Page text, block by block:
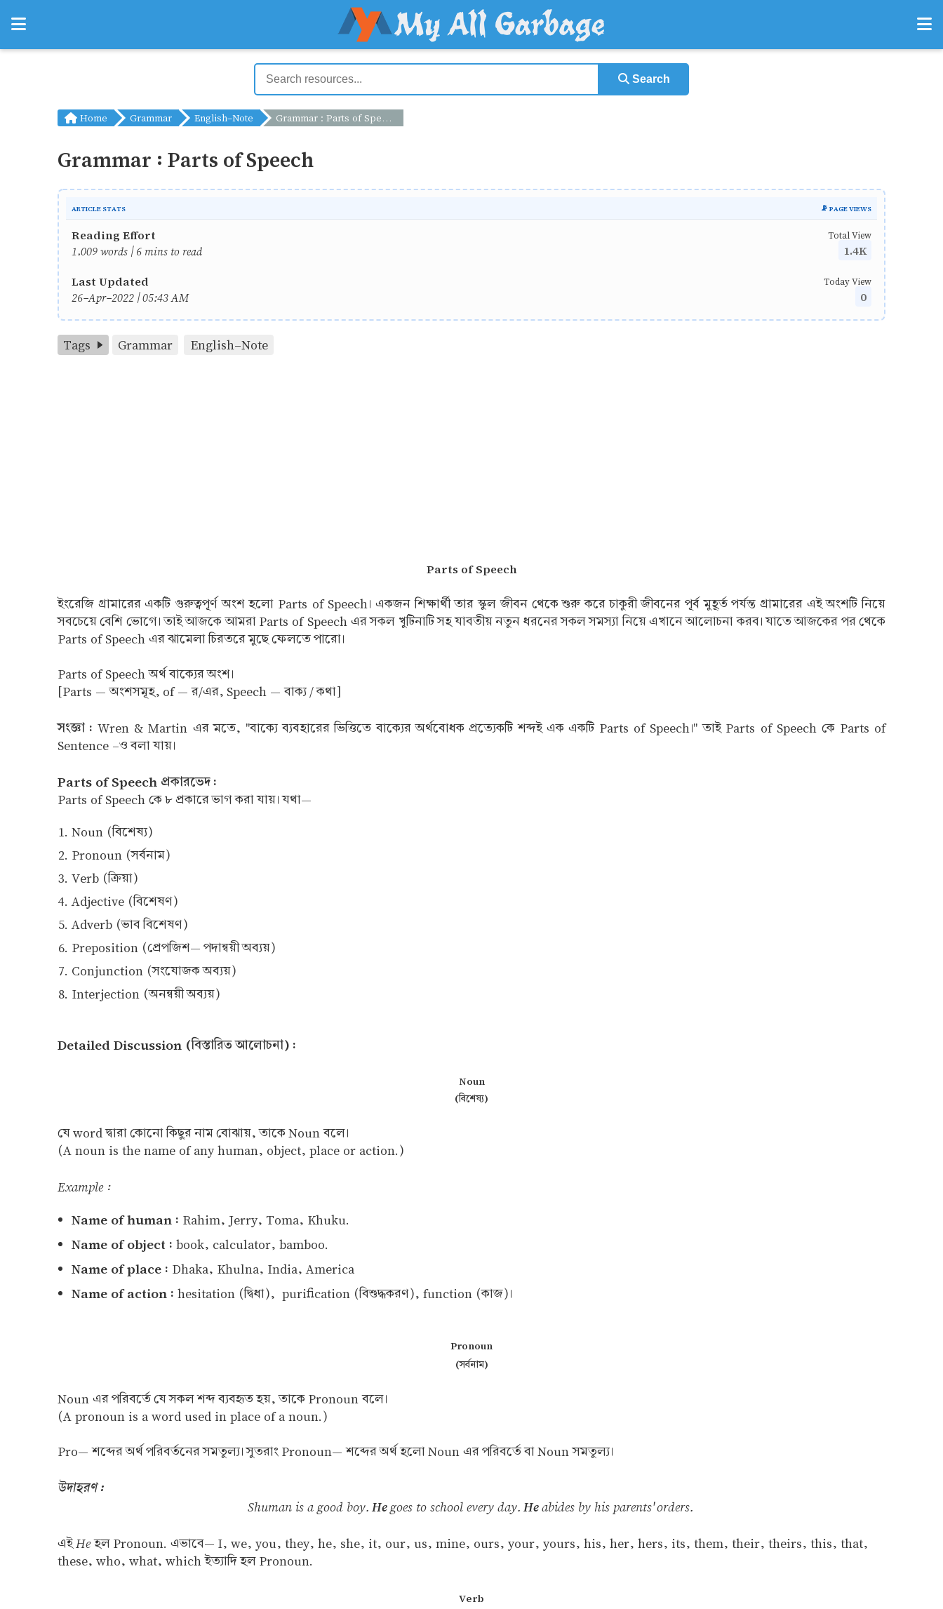
Search
Home Grammar English-Note Grammar : Parts of Speech
Grammar : Parts of Speech
ARTICLE STATS 📡 PAGE VIEWS
Reading Effort
1,009 words | 6 mins to read
Total View
1.4K
Last Updated
26-Apr-2022 | 05:43 AM
Today View
0
Tags Grammar English-Note
Parts of Speech
ইংরেজি গ্রামারের একটি গুরুত্বপূর্ণ অংশ হলো Parts of Speech। একজন শিক্ষার্থী তার স্কুল জীবন থেকে শুরু করে চাকুরী জীবনের পূর্ব মুহূর্ত পর্যন্ত গ্রামারের এই অংশটি নিয়ে
সবচেয়ে বেশি ভোগে। তাই আজকে আমরা Parts of Speech এর সকল খুটিনাটি সহ যাবতীয় নতুন ধরনের সকল সমস্যা নিয়ে এখানে আলোচনা করব। যাতে আজকের পর থেকে
Parts of Speech এর ঝামেলা চিরতরে মুছে ফেলতে পারো।
Parts of Speech অর্থ বাক্যের অংশ।
[Parts — অংশসমূহ, of — র/এর, Speech — বাক্য / কথা]
সংজ্ঞা : Wren & Martin এর মতে, "বাক্যে ব্যবহারের ভিত্তিতে বাক্যের অর্থবোধক প্রত্যেকটি শব্দই এক একটি Parts of Speech।" তাই Parts of Speech কে Parts of
Sentence –ও বলা যায়।
Parts of Speech প্রকারভেদ :
Parts of Speech কে ৮ প্রকারে ভাগ করা যায়। যথা—
Noun (বিশেষ্য)
Pronoun (সর্বনাম)
Verb (ক্রিয়া)
Adjective (বিশেষণ)
Adverb (ভাব বিশেষণ)
Preposition (প্রেপজিশ— পদান্বয়ী অব্যয়)
Conjunction (সংযোজক অব্যয়)
Interjection (অনন্বয়ী অব্যয়)
Detailed Discussion (বিস্তারিত আলোচনা) :
Noun
(বিশেষ্য)
যে word দ্বারা কোনো কিছুর নাম বোঝায়, তাকে Noun বলে।
(A noun is the name of any human, object, place or action.)
Example :
Name of human : Rahim, Jerry, Toma, Khuku.
Name of object : book, calculator, bamboo.
Name of place : Dhaka, Khulna, India, America
Name of action : hesitation (দ্বিধা), purification (বিশুদ্ধকরণ), function (কাজ)।
Pronoun
(সর্বনাম)
Noun এর পরিবর্তে যে সকল শব্দ ব্যবহৃত হয়, তাকে Pronoun বলে।
(A pronoun is a word used in place of a noun.)
Pro— শব্দের অর্থ পরিবর্তনের সমতুল্য। সুতরাং Pronoun— শব্দের অর্থ হলো Noun এর পরিবর্তে বা Noun সমতুল্য।
উদাহরণ :
Shuman is a good boy.Hegoes to school every day.Heabides by his parents' orders.
এইHeহল Pronoun. এভাবে— I, we, you, they, he, she, it, our, us, mine, ours, your, yours, his, her, hers, its, them, their, theirs, this, that,
these, who, what, which ইত্যাদি হল Pronoun.
Verb